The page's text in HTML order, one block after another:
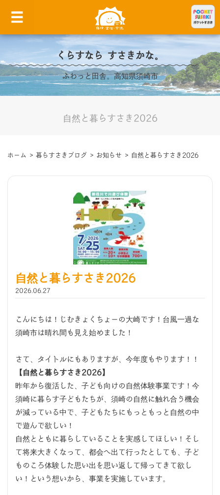
くらすなら すさきかな。
ふわっと田舎。高知県須崎市
自然と暮らすさき2026
ホーム > 暮らすさきブログ > お知らせ > 自然と暮らすさき2026
自然と暮らすさき2026
2026.06.27
こんにちは！じむきょくちょーの大崎です！台風一過な
須崎市は晴れ間も見え始めました！
さて、タイトルにもありますが、今年度もやります！！
【自然と暮らすさき2026】
昨年から復活した、子ども向けの自然体験事業です！今
須崎に暮らす子どもたちが、須崎の自然に触れ合う機会
が減っている中で、子どもたちにもっともっと自然の中
で遊んで欲しい！
自然とともに暮らしていることを実感してほしい！そし
て将来大きくなって、都会へ出て行ったとしても、子ど
ものころ体験した思い出を思い返して帰ってきて欲し
い！という想いから、事業を実施しています。